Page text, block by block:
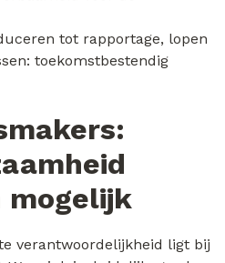
tot rapportage, lopen
toekomstbestendig
mogelijk
verantwoordelijkheid ligt bij